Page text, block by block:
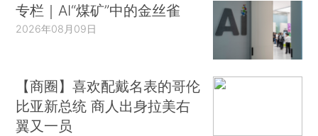
专栏｜AI“煤矿”中的金丝雀
2026年08月09日
【商圈】喜欢配戴名表的哥伦
比亚新总统 商人出身拉美右
翼又一员